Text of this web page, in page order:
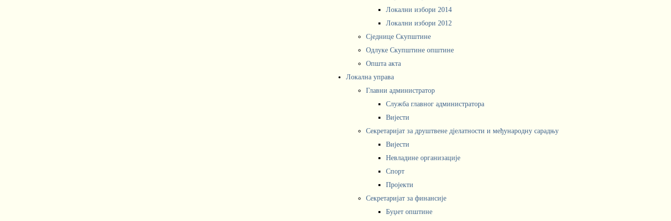
Локални избори 2014
Локални избори 2012
Сједнице Скупштине
Одлуке Скупштине општине
Општа акта
Локална управа
Главни администратор
Служба главног администратора
Вијести
Секретаријат за друштвене дјелатности и међународну сарадњу
Вијести
Невладине организације
Спорт
Пројекти
Секретаријат за финансије
Буџет општине